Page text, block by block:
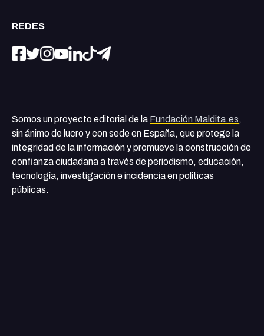
REDES
Somos un proyecto editorial de la Fundación Maldita.es,
sin ánimo de lucro y con sede en España, que protege la
integridad de la información y promueve la construcción de
confianza ciudadana a través de periodismo, educación,
tecnología, investigación e incidencia en políticas
públicas.